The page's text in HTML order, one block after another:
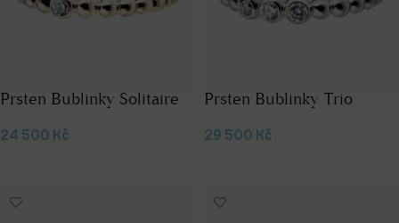
Prsten Bublinky Solitaire
24 500 Kč
Prsten Bublinky Trio
29 500 Kč